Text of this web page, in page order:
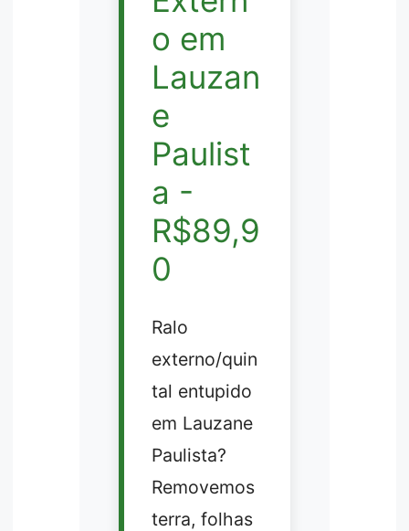
o em
Lauzan
e
Paulist
a -
R$89,9
0
Ralo
externo/quin
tal entupido
em Lauzane
Paulista?
Removemos
terra, folhas